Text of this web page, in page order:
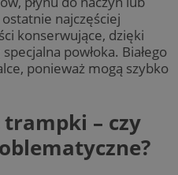
najczęściej
konserwujące, dzięki
powłoka. Białego
ponieważ mogą szybko
trampki – czy